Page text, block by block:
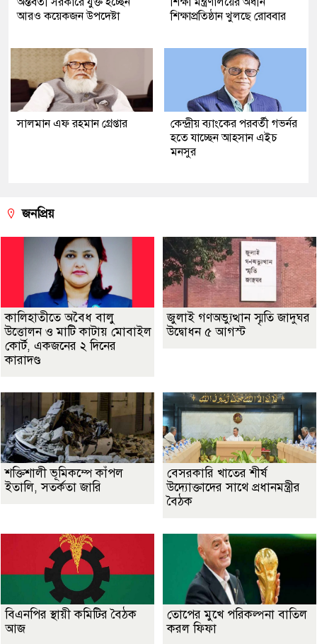
আরও কয়েকজন উপদেষ্টা
শিক্ষাপ্রতিষ্ঠান খুলছে রোববার
সালমান এফ রহমান গ্রেপ্তার
কেন্দ্রীয় ব্যাংকের পরবর্তী গভর্নর
হতে যাচ্ছেন আহসান এইচ
মনসুর
জনপ্রিয়
কালিহাতীতে অবৈধ বালু
উত্তোলন ও মাটি কাটায় মোবাইল
কোর্ট, একজনের ২ দিনের
কারাদণ্ড
জুলাই গণঅভ্যুত্থান স্মৃতি জাদুঘর
উদ্বোধন ৫ আগস্ট
শক্তিশালী ভূমিকম্পে কাঁপল
ইতালি, সতর্কতা জারি
বেসরকারি খাতের শীর্ষ
উদ্যোক্তাদের সাথে প্রধানমন্ত্রীর
বৈঠক
বিএনপির স্থায়ী কমিটির বৈঠক
আজ
তোপের মুখে পরিকল্পনা বাতিল
করল ফিফা